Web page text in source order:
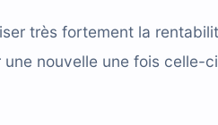
très fortement la
une nouvelle une fois celle-ci